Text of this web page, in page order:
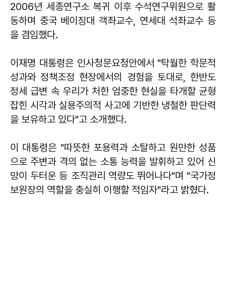
2006년 세종연구소 복귀 이후 수석연구위원으로 활
동하며 중국 베이징대 객좌교수, 연세대 석좌교수 등
을 겸임했다.
이재명 대통령은 인사청문요청안에서 "탁월한 학문적
성과와 정책조정 현장에서의 경험을 토대로, 한반도
정세 급변 속 우리가 처한 엄중한 현실을 타개할 균형
잡힌 시각과 실용주의적 사고에 기반한 냉철한 판단력
을 보유하고 있다"고 소개했다.
이 대통령은 "따뜻한 포용력과 소탈하고 원만한 성품
으로 주변과 격의 없는 소통 능력을 발휘하고 있어 신
망이 두터운 등 조직관리 역량도 뛰어나다"며 "국가정
보원장의 역할을 충실히 이행할 적임자"라고 밝혔다.